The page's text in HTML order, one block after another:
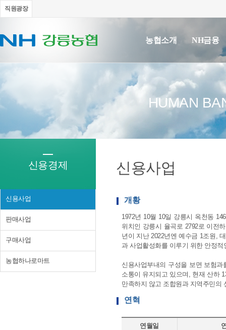
직원광장
농협소개 NH금융
HUMAN
신용경제
신용사업
판매사업
구매사업
농협하나로마트
신용사업
개황
1972년 10월 10일 강릉시 옥천동
위치인 강릉시 율곡로 2792로 이전
년이 지난 2022년엔 예수금 1조원,
과 사업활성화를 이루기 위한 안정
신용사업부내의 구성을 보면 보험
소통이 유지되고 있으며, 현재 산하
만족하지 않고 조합원과 지역주민의
연혁
연월일